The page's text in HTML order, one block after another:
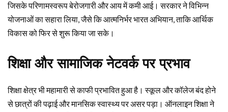
जिसके परिणामस्वरूप बेरोजगारी और आय में कमी आई। सरकार ने विभिन्न
योजनाओं का सहारा लिया, जैसे कि आत्मनिर्भर भारत अभियान, ताकि आर्थिक
विकास को फिर से शुरू किया जा सके।
शिक्षा और सामाजिक नेटवर्क पर प्रभाव
शिक्षा क्षेत्र भी महामारी से काफी प्रभावित हुआ है। स्कूल और कॉलेज बंद होने
से छात्रों की पढ़ाई और मानसिक स्वास्थ्य पर असर पड़ा। ऑनलाइन शिक्षा ने